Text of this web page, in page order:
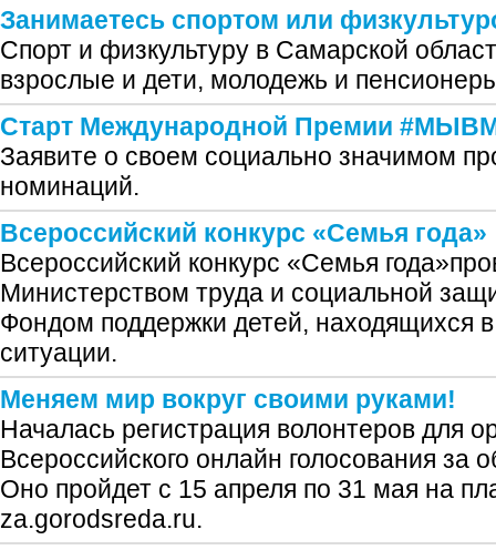
Занимаетесь спортом или
Спорт и физкультуру в Самарской
взрослые и дети, молодежь и
Старт Международной Премии
Заявите о своем социально значимом
номинаций.
Всероссийский конкурс «Семья года»
Всероссийский конкурс «Семья
Министерством труда и социальной
Фондом поддержки детей, находящихся
ситуации.
Меняем мир вокруг своими руками!
Началась регистрация волонтеров для
Всероссийского онлайн голосования за
Оно пройдет с 15 апреля по 31 мая на
za.gorodsreda.ru.